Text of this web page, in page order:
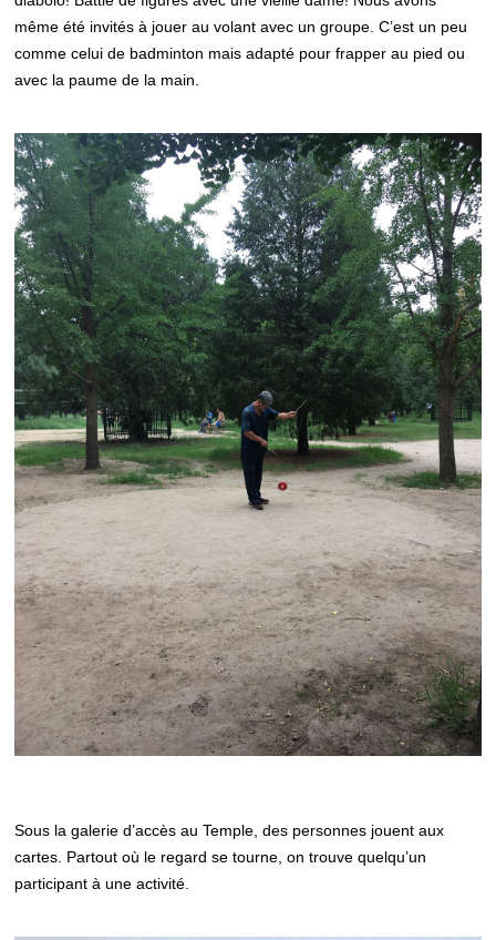
même été invités à jouer au volant avec un groupe. C’est un peu
comme celui de badminton mais adapté pour frapper au pied ou
avec la paume de la main.
Sous la galerie d’accès au Temple, des personnes jouent aux
cartes. Partout où le regard se tourne, on trouve quelqu’un
participant à une activité.